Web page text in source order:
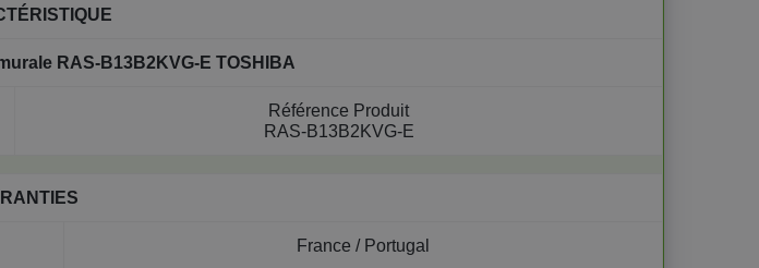
RAS-B13B2KVG-E TOSHIBA
Référence Produit
RAS-B13B2KVG-E
France / Portugal